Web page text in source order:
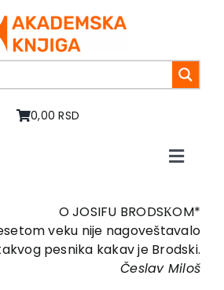
0,00 RSD
Toggle
O JOSIFU BRODSКOM*
veku nije nagoveštavalo
pesnika kakav je Brodski.
Česlav Miloš